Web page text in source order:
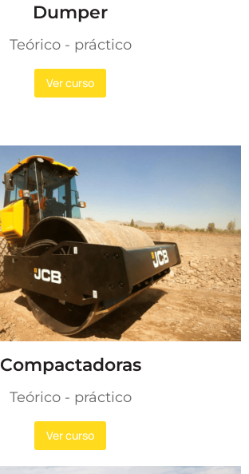
Dumper
Teórico - práctico
Ver curso
Compactadoras
Teórico - práctico
Ver curso